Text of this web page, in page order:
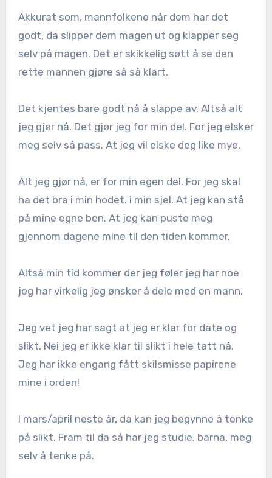
Akkurat som, mannfolkene når dem har det
godt, da slipper dem magen ut og klapper seg
selv på magen. Det er skikkelig søtt å se den
rette mannen gjøre så så klart.
Det kjentes bare godt nå å slappe av. Altså alt
jeg gjør nå. Det gjør jeg for min del. For jeg elsker
meg selv så pass. At jeg vil elske deg like mye.
Alt jeg gjør nå, er for min egen del. For jeg skal
ha det bra i min hodet. i min sjel. At jeg kan stå
på mine egne ben. At jeg kan puste meg
gjennom dagene mine til den tiden kommer.
Altså min tid kommer der jeg føler jeg har noe
jeg har virkelig jeg ønsker å dele med en mann.
Jeg vet jeg har sagt at jeg er klar for date og
slikt. Nei jeg er ikke klar til slikt i hele tatt nå.
Jeg har ikke engang fått skilsmisse papirene
mine i orden!
I mars/april neste år, da kan jeg begynne å tenke
på slikt. Fram til da så har jeg studie, barna, meg
selv å tenke på.